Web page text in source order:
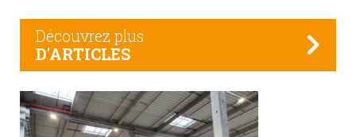
Découvrez plus
D'ARTICLES